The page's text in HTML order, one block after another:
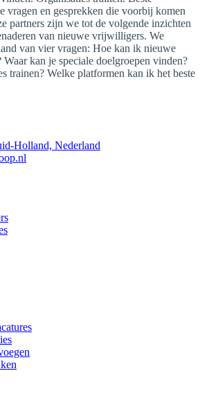
vragen en gesprekken die voorbij komen
partners zijn we tot de volgende inzichten
van nieuwe vrijwilligers. We
van vier vragen: Hoe kan ik nieuwe
kan je speciale doelgroepen vinden?
trainen? Welke platformen kan ik het beste
Holland, Nederland